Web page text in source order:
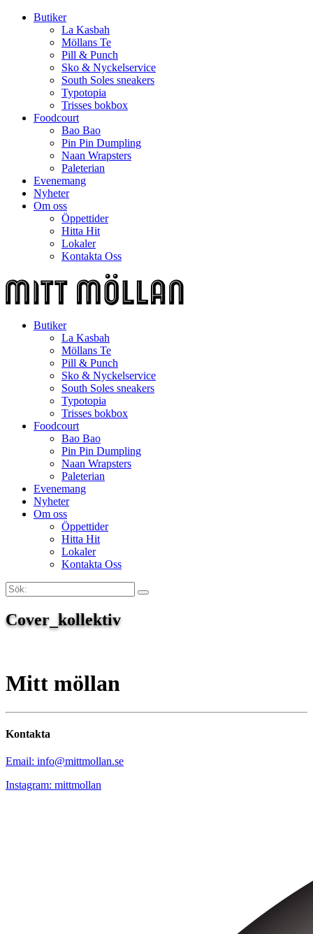
Butiker
La Kasbah
Möllans Te
Pill & Punch
Sko & Nyckelservice
South Soles sneakers
Typotopia
Trisses bokbox
Foodcourt
Bao Bao
Pin Pin Dumpling
Naan Wrapsters
Paleterian
Evenemang
Nyheter
Om oss
Öppettider
Hitta Hit
Lokaler
Kontakta Oss
Butiker
La Kasbah
Möllans Te
Pill & Punch
Sko & Nyckelservice
South Soles sneakers
Typotopia
Trisses bokbox
Foodcourt
Bao Bao
Pin Pin Dumpling
Naan Wrapsters
Paleterian
Evenemang
Nyheter
Om oss
Öppettider
Hitta Hit
Lokaler
Kontakta Oss
Sök:
Search
Cover_kollektiv
Mitt möllan
Kontakta
Email: info@mittmollan.se
Instagram: mittmollan